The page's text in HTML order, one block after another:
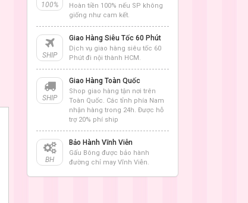
100%
Hoàn tiền 100% nếu SP không
giống như cam kết.
SHIP
Giao Hàng Siêu Tốc 60 Phút
Dịch vụ giao hàng siêu tốc 60
Phút đi nội thành HCM.
SHIP
Giao Hàng Toàn Quốc
Shop giao hàng tận nơi trên
Toàn Quốc. Các tỉnh phía Nam
nhận hàng trong 24h. Được hỗ
trợ 20% phí ship
BH
Bảo Hành Vĩnh Viễn
Gấu Bông được bảo hành
đường chỉ may Vĩnh Viễn.